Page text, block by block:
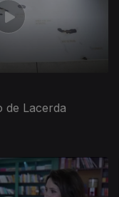
de Lacerda